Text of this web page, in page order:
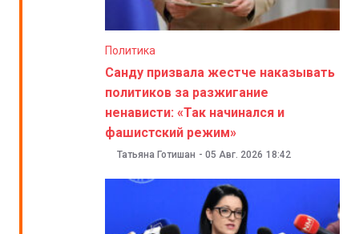
Политика
Санду призвала жестче наказывать
политиков за разжигание
ненависти: «Так начинался и
фашистский режим»
Татьяна Готишан - 05 Авг. 2026 18:42